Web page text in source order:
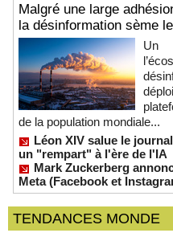
Malgré une large
la désinformation sème
Un
de la population mondiale...
Léon XIV salue le
un "rempart" à l'ère de l'IA
Mark Zuckerberg
Meta (Facebook et
TENDANCES MONDE